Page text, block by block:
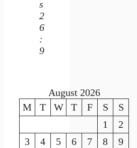
s
2
6
:
9
August 2026
M
T W T F S
S
1
2
3
4 5 6 7 8
9